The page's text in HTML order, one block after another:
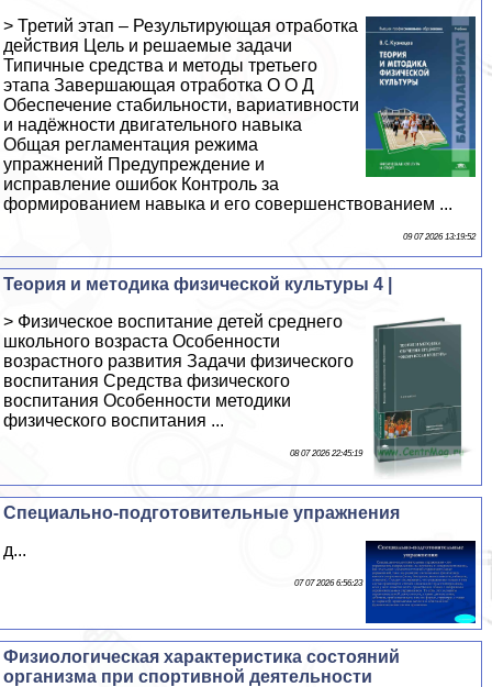
> Третий этап – Результирующая отработка
действия Цель и решаемые задачи
Типичные средства и методы третьего
этапа Завершающая отработка О О Д
Обеспечение стабильности, вариативности
и надёжности двигательного навыка
Общая регламентация режима
упражнений Предупреждение и
исправление ошибок Контроль за
формированием навыка и его совершенствованием ...
09 07 2026 13:19:52
Теория и методика физической культуры 4 |
> Физическое воспитание детей среднего
школьного возраста Особенности
возрастного развития Задачи физического
воспитания Средства физического
воспитания Особенности методики
физического воспитания ...
08 07 2026 22:45:19
Специально-подготовительные упражнения
д...
07 07 2026 6:56:23
Физиологическая хаpaктеристика состояний
организма при спортивной деятельности